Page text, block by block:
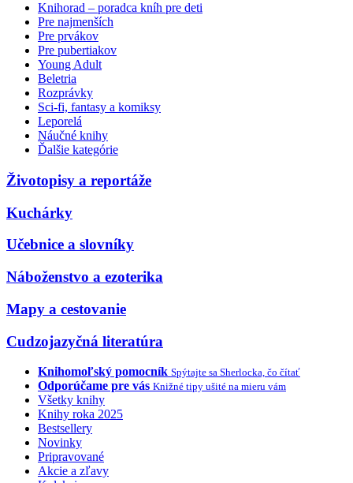
Knihorad – poradca kníh pre deti
Pre najmenších
Pre prvákov
Pre pubertiakov
Young Adult
Beletria
Rozprávky
Sci-fi, fantasy a komiksy
Leporelá
Náučné knihy
Ďalšie kategórie
Životopisy a reportáže
Kuchárky
Učebnice a slovníky
Náboženstvo a ezoterika
Mapy a cestovanie
Cudzojazyčná literatúra
Knihomoľský pomocník Spýtajte sa Sherlocka, čo čítať
Odporúčame pre vás Knižné tipy ušité na mieru vám
Všetky knihy
Knihy roka 2025
Bestsellery
Novinky
Pripravované
Akcie a zľavy